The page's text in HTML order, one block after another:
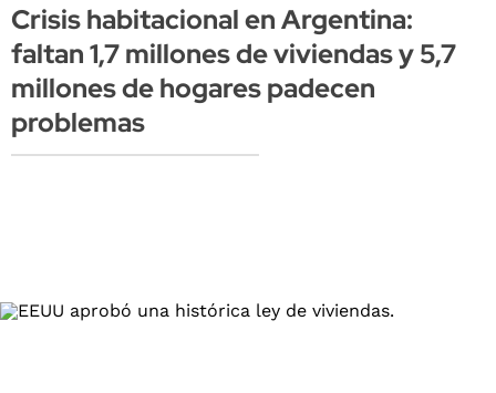
Crisis habitacional en Argentina:
faltan 1,7 millones de viviendas y 5,7
millones de hogares padecen
problemas